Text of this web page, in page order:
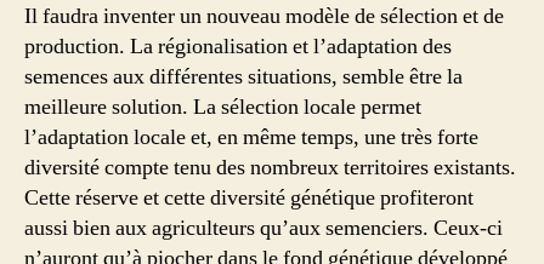
Il faudra inventer un nouveau modèle de sélection et de
production. La régionalisation et l’adaptation des
semences aux différentes situations, semble être la
meilleure solution. La sélection locale permet
l’adaptation locale et, en même temps, une très forte
diversité compte tenu des nombreux territoires existants.
Cette réserve et cette diversité génétique profiteront
aussi bien aux agriculteurs qu’aux semenciers. Ceux-ci
n’auront qu’à piocher dans le fond génétique développé